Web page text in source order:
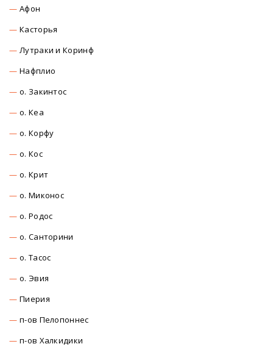
Афон
Касторья
Лутраки и Коринф
Нафплио
о. Закинтос
о. Кеа
о. Корфу
о. Кос
о. Крит
о. Миконос
о. Родос
о. Санторини
о. Тасос
о. Эвия
Пиерия
п-ов Пелопоннес
п-ов Халкидики